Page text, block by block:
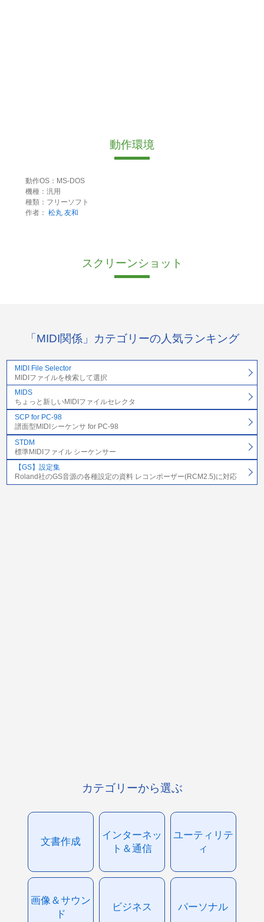
動作環境
動作OS：MS-DOS
機種：汎用
種類：フリーソフト
作者： 松丸 友和
スクリーンショット
「MIDI関係」カテゴリーの人気ランキング
MIDI File Selector
MIDIファイルを検索して選択
MIDS
ちょっと新しいMIDIファイルセレクタ
SCP for PC-98
譜面型MIDIシーケンサ for PC-98
STDM
標準MIDIファイル シーケンサー
【GS】設定集
Roland社のGS音源の各種設定の資料 レコンポーザー(RCM2.5)に対応
カテゴリーから選ぶ
文書作成
インターネッ
ト＆通信
ユーティリテ
ィ
画像＆サウン
ド
ビジネス パーソナル